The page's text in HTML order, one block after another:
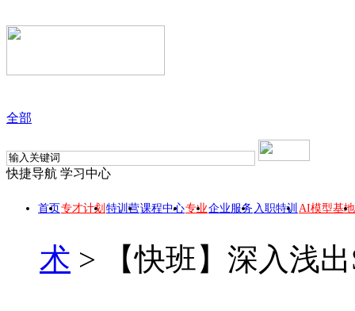
全部
快捷导航 学习中心
首页专才计划 特训营课程中心专业企业服务 入职特训 AI模型基地
术 > 【快班】深入浅